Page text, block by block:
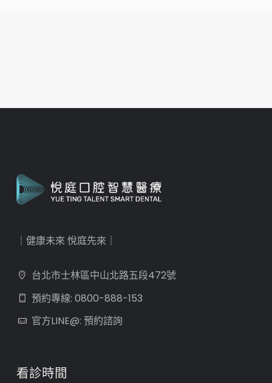
｜健康未來 悅庭先來｜
台北市士林區中山北路五段472號
預約專線: 0800-888-153
官方LINE@: 預約諮詢
看診時間